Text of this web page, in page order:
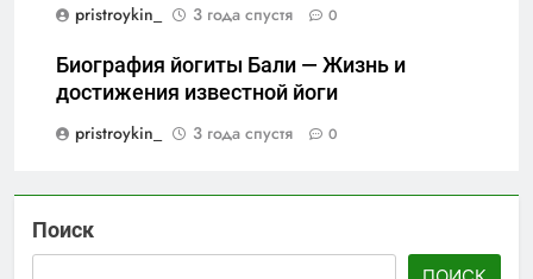
pristroykin_
3 года спустя 0
Биография йогиты Бали — Жизнь и
достижения известной йоги
pristroykin_
3 года спустя 0
Поиск